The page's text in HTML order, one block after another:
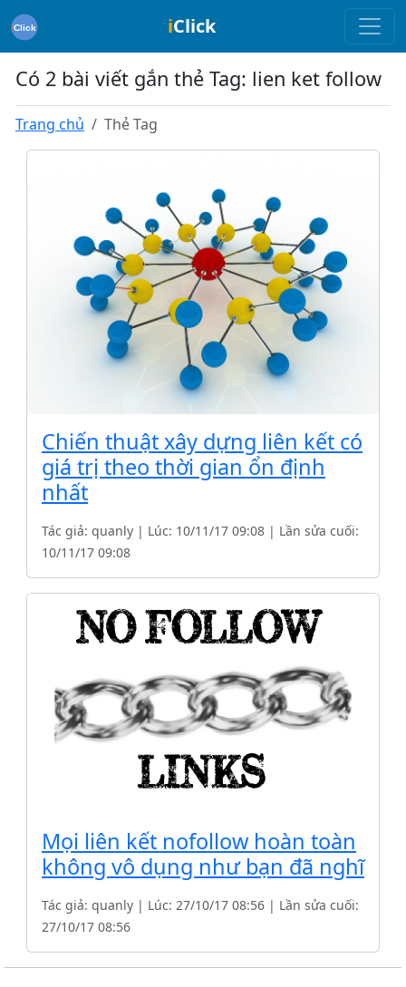
iClick
Có 2 bài viết gắn thẻ Tag: lien ket follow
Trang chủ Thẻ Tag
Chiến thuật xây dựng liên kết có
giá trị theo thời gian ổn định
nhất
Tác giả: quanly | Lúc: 10/11/17 09:08 | Lần sửa cuối:
10/11/17 09:08
Mọi liên kết nofollow hoàn toàn
không vô dụng như bạn đã nghĩ
Tác giả: quanly | Lúc: 27/10/17 08:56 | Lần sửa cuối:
27/10/17 08:56